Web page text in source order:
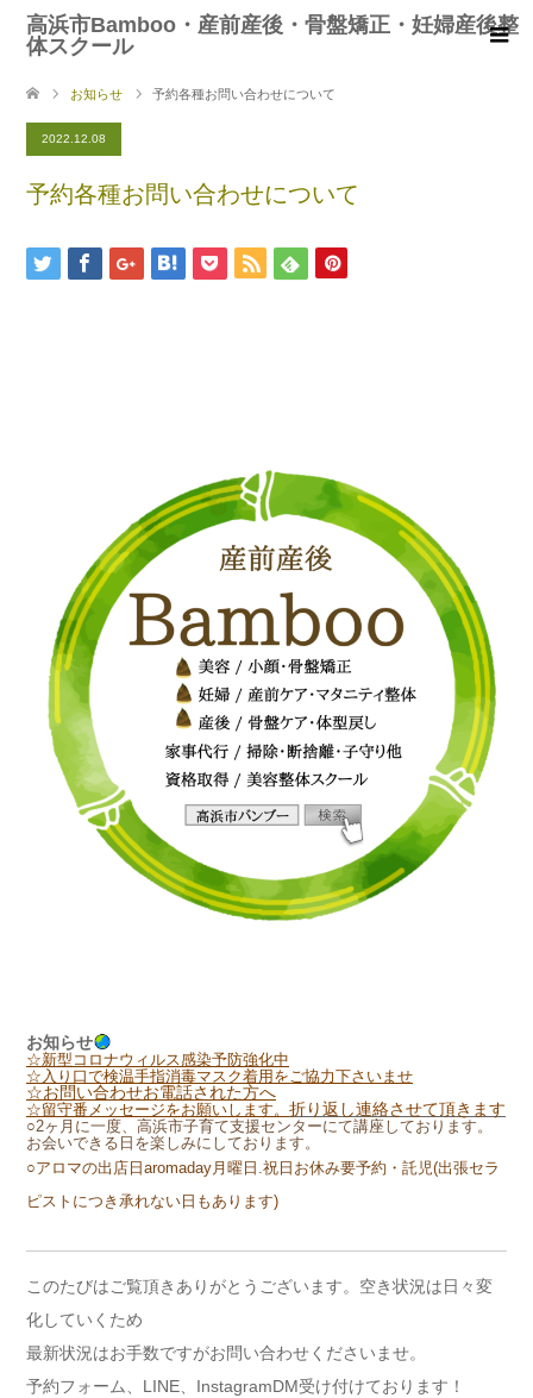
高浜市Bamboo・産前産後・骨盤矯正・妊婦産後整
体スクール
お知らせ 予約各種お問い合わせについて
2022.12.08
予約各種お問い合わせについて
お知らせ
☆新型コロナウィルス感染予防強化中
☆入り口で検温手指消毒マスク着用をご協力下さいませ
☆お問い合わせお電話された方へ
☆留守番メッセージをお願いします。 折り返し連絡させて頂きます
○2ヶ月に一度、高浜市子育て支援センターにて講座しております。
お会いできる日を楽しみにしております。
○アロマの出店日aromaday月曜日.祝日お休み要予約・託児(出張セラ
ピストにつき承れない日もあります)
このたびはご覧頂きありがとうございます。空き状況は日々変
化していくため
最新状況はお手数ですがお問い合わせくださいませ。
予約フォーム、LINE、InstagramDM受け付けております！